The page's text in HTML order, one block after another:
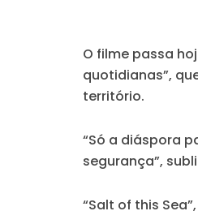
O filme passa
quotidianas”,
território.
“Só a diáspora
segurança”,
“Salt of this